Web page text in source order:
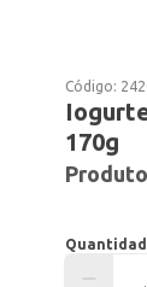
Código:
170g